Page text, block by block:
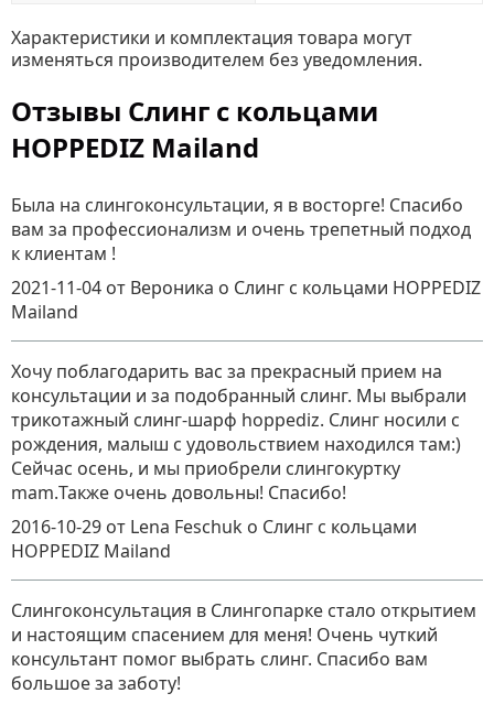
Характеристики и комплектация товара могут
изменяться производителем без уведомления.
Отзывы Слинг с кольцами
HOPPEDIZ Mailand
Была на слингоконсультации, я в восторге! Спасибо
вам за профессионализм и очень трепетный подход
к клиентам !
2021-11-04 от Вероника о Слинг с кольцами HOPPEDIZ
Mailand
Хочу поблагодарить вас за прекрасный прием на
консультации и за подобранный слинг. Мы выбрали
трикотажный слинг-шарф hoppediz. Слинг носили с
рождения, малыш с удовольствием находился там:)
Сейчас осень, и мы приобрели слингокуртку
mam.Также очень довольны! Спасибо!
2016-10-29 от Lena Feschuk о Слинг с кольцами
HOPPEDIZ Mailand
Слингоконсультация в Слингопарке стало открытием
и настоящим спасением для меня! Очень чуткий
консультант помог выбрать слинг. Спасибо вам
большое за заботу!